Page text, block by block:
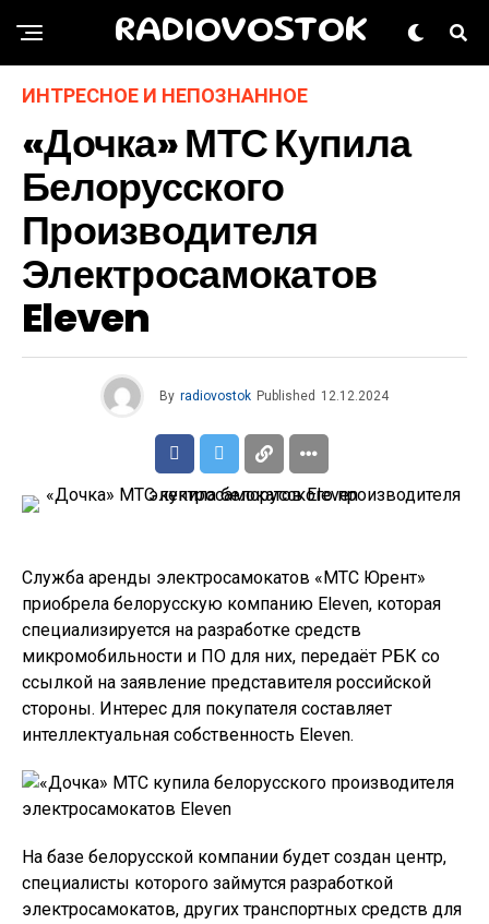
RADIOVOSTOK
ИНТРЕСНОЕ И НЕПОЗНАННОЕ
«Дочка» МТС Купила
Белорусского
Производителя
Электросамокатов
Eleven
By radiovostok Published 12.12.2024
Служба аренды электросамокатов «МТС Юрент»
приобрела белорусскую компанию Eleven, которая
специализируется на разработке средств
микромобильности и ПО для них, передаёт РБК со
ссылкой на заявление представителя российской
стороны. Интерес для покупателя составляет
интеллектуальная собственность Eleven.
На базе белорусской компании будет создан центр,
специалисты которого займутся разработкой
электросамокатов, других транспортных средств для